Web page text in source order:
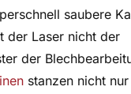
saubere
der Laser nicht der
der
stanzen nicht nur